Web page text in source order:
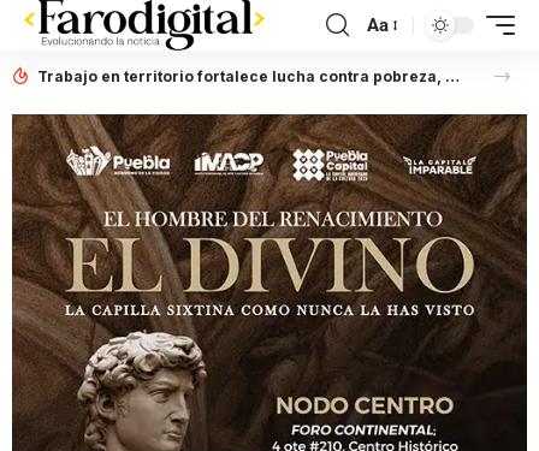
Aa
Trabajo en territorio fortalece lucha contra pobreza, afirma Laura Artemisa